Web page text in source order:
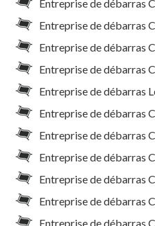
Entreprise de débarras
Entreprise de débarras
Entreprise de débarras
Entreprise de débarras
Entreprise de débarras
Entreprise de débarras
Entreprise de débarras
Entreprise de débarras
Entreprise de débarras
Entreprise de débarras
Entreprise de débarras